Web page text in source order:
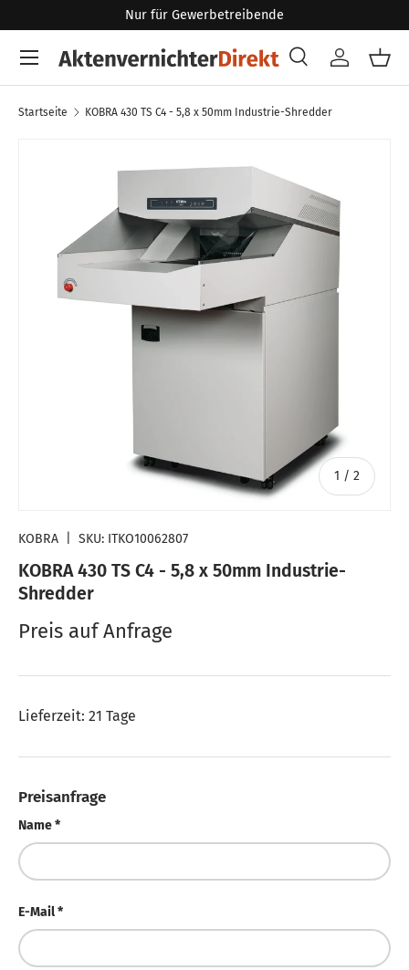
Direkt zum Inhalt
Nur für Gewerbetreibende
Suchen
Art
SucheKonto
Menü
Startseite KOBRA 430 TS C4 - 5,8 x 50mm Industrie-Shredder
Zu Produktinformationen springen
1 / von
2
KOBRA SKU: ITKO10062807
KOBRA 430 TS C4 - 5,8 x 50mm Industrie-
Shredder
Preis auf Anfrage
Lieferzeit: 21 Tage
Preisanfrage
Name
E-Mail